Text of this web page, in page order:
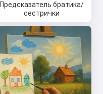
Предсказатель братика/
сестрички